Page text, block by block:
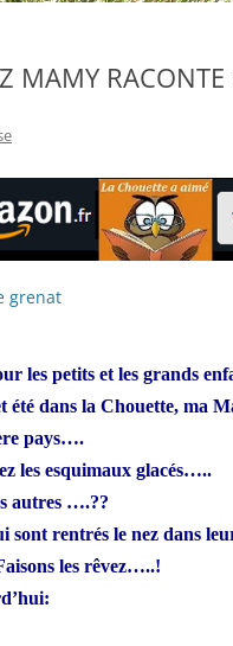
MAMY
les petits et les grands
été dans la Chouette, ma
pays….
les esquimaux glacés…..
autres ….??
sont rentrés le nez dans
les rêvez…..!